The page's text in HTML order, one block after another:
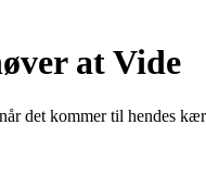
at Vide
det kommer til hendes